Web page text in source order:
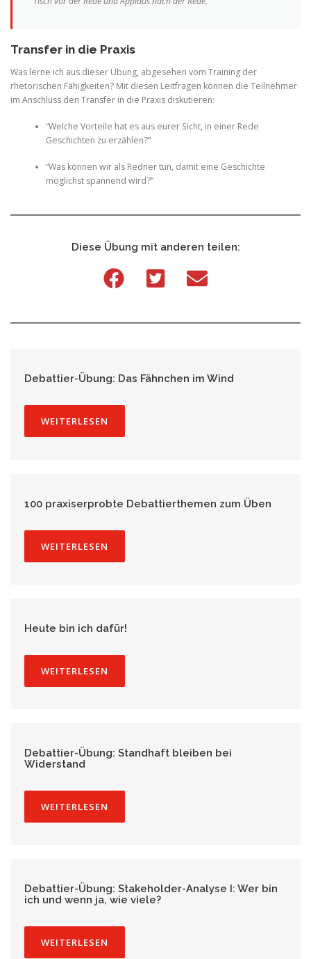
Transfer in die Praxis
Was lerne ich aus dieser Übung, abgesehen vom Training der
rhetorischen Fähigkeiten? Mit diesen Leitfragen können die Teilnehmer
im Anschluss den Transfer in die Praxis diskutieren:
“Welche Vorteile hat es aus eurer Sicht, in einer Rede
Geschichten zu erzählen?”
“Was können wir als Redner tun, damit eine Geschichte
möglichst spannend wird?”
Diese Übung mit anderen teilen:
Debattier-Übung: Das Fähnchen im Wind
WEITERLESEN
100 praxiserprobte Debattierthemen zum Üben
WEITERLESEN
Heute bin ich dafür!
WEITERLESEN
Debattier-Übung: Standhaft bleiben bei
Widerstand
WEITERLESEN
Debattier-Übung: Stakeholder-Analyse I: Wer bin
ich und wenn ja, wie viele?
WEITERLESEN